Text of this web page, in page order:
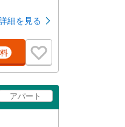
細を見る
アパート